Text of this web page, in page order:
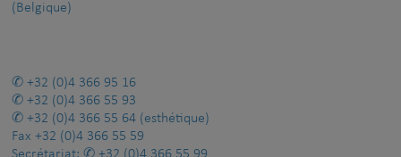
(Belgique)
+32 (0)4 366 95 16
+32 (0)4 366 55 93
+32 (0)4 366 55 64 (esthétique)
Fax +32 (0)4 366 55 59